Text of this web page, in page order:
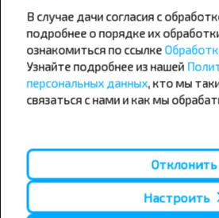
Минск - Могилёв
Минск - Пинск
Минск - Брест
Минск - Гомель
Минск - Бобруйск
Брест -
Брест -
Брест -
Санкт-
Минск - Вильнюс
Минск - Варшава
Минск - Москва
В случае дачи согласия с
подробнее о порядке их
ознакомиться по ссылке
Узнайте подробнее из нашей
персональных данных, кто мы
связаться с нами и как мы
Отклонить
Настроить